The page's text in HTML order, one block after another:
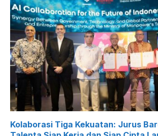
Kolaborasi Tiga Kekuatan: Jurus